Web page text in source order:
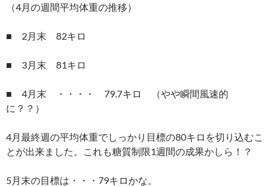
（4月の週間平均体重の推移）
■ 2月末 82キロ
■ 3月末 81キロ
■ 4月末 ・・・・ 79.7キロ （やや瞬間風速的
に？？）
4月最終週の平均体重でしっかり目標の80キロを切り込むこ
とが出来ました。これも糖質制限1週間の成果かしら！？
5月末の目標は・・・79キロかな。